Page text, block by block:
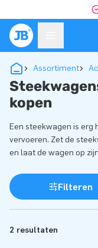
Assortiment
kopen
Een steekwagen is erg
vervoeren. Zet de
en laat de wagen op
Filteren
2 resultaten